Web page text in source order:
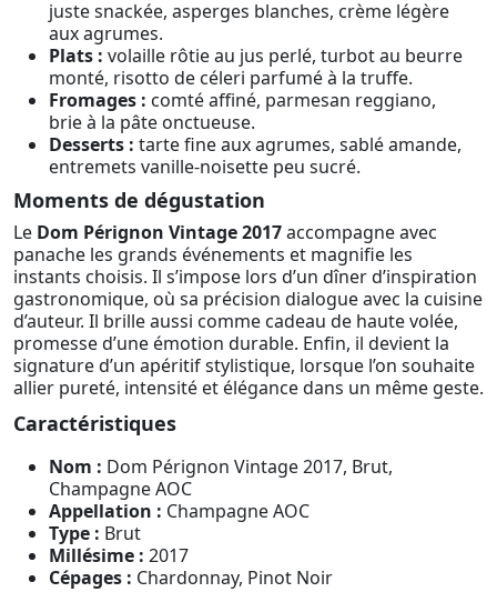
juste snackée, asperges blanches, crème légère
aux agrumes.
Plats : volaille rôtie au jus perlé, turbot au beurre
monté, risotto de céleri parfumé à la truffe.
Fromages : comté affiné, parmesan reggiano,
brie à la pâte onctueuse.
Desserts : tarte fine aux agrumes, sablé amande,
entremets vanille-noisette peu sucré.
Moments de dégustation
Le Dom Pérignon Vintage 2017accompagne avec
panache les grands événements et magnifie les
instants choisis. Il s’impose lors d’un dîner d’inspiration
gastronomique, où sa précision dialogue avec la cuisine
d’auteur. Il brille aussi comme cadeau de haute volée,
promesse d’une émotion durable. Enfin, il devient la
signature d’un apéritif stylistique, lorsque l’on souhaite
allier pureté, intensité et élégance dans un même geste.
Caractéristiques
Nom : Dom Pérignon Vintage 2017, Brut,
Champagne AOC
Appellation : Champagne AOC
Type : Brut
Millésime : 2017
Cépages : Chardonnay, Pinot Noir